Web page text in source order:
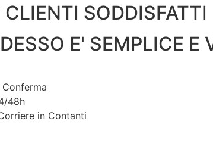
SODDISFATTI
E' SEMPLICE E
48h
in Contanti